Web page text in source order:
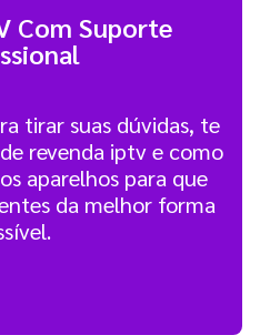
Com Suporte
tirar suas dúvidas, te
revenda iptv e como
aparelhos para que
da melhor forma